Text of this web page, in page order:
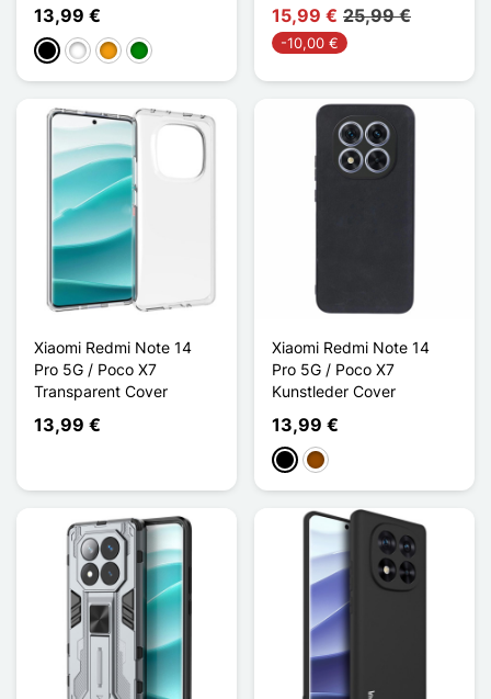
13,99 €
Schwarz
WeißOrange
Grün
15,99 € 25,99 €
-10,00 €
Xiaomi Redmi Note 14
Pro 5G / Poco X7
Transparent Cover
13,99 €
Xiaomi Redmi Note 14
Pro 5G / Poco X7
Kunstleder Cover
13,99 €
Schwarz
Braun